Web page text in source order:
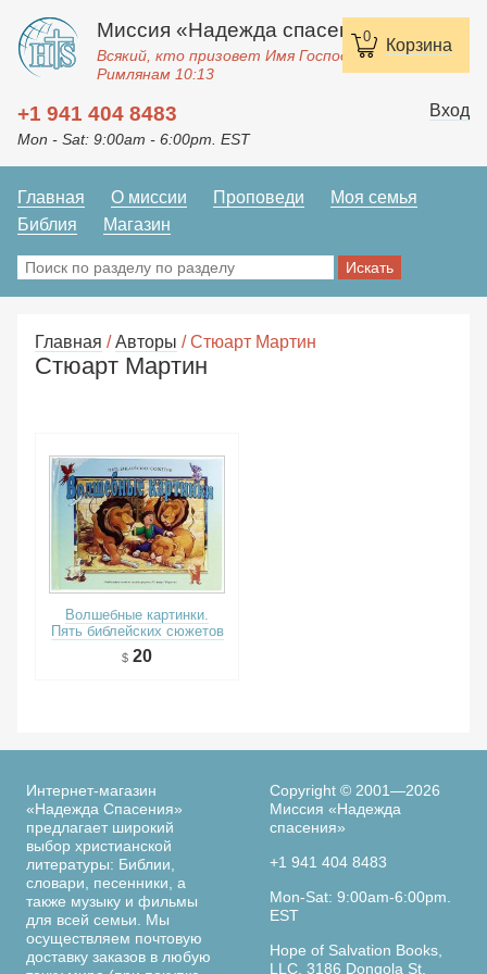
0 Корзина
Миссия «Надежда спасения»
Всякий, кто призовет Имя Господне, спасется.
Римлянам 10:13
+1 941 404 8483
Mon - Sat: 9:00am - 6:00pm. EST
Вход
Главная О миссии Проповеди
Моя семья
Библия
Магазин
Главная /Авторы / Стюарт Мартин
Стюарт Мартин
Волшебные картинки.
Пять библейских сюжетов
20
Интернет-магазин
«Надежда Спасения»
предлагает широкий
выбор христианской
литературы: Библии,
словари, песенники, а
также музыку и фильмы
для всей семьи. Мы
осуществляем почтовую
доставку заказов в любую
Copyright © 2001—2026
Миссия «Надежда
спасения»
+1 941 404 8483
Mon-Sat: 9:00am-6:00pm.
EST
Hope of Salvation Books,
LLC. 3186 Dongola St.